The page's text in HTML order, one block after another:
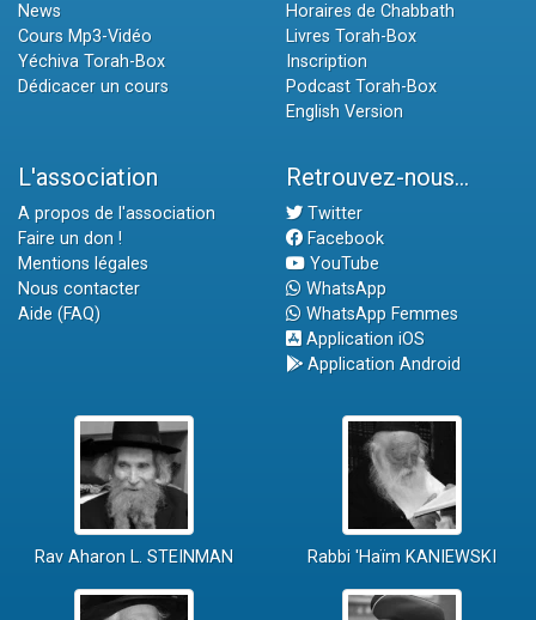
News
Cours Mp3-Vidéo
Yéchiva Torah-Box
Dédicacer un cours
Horaires de Chabbath
Livres Torah-Box
Inscription
Podcast Torah-Box
English Version
L'association
A propos de l'association
Faire un don !
Mentions légales
Nous contacter
Aide (FAQ)
Retrouvez-nous...
Twitter
Facebook
YouTube
WhatsApp
WhatsApp Femmes
Application iOS
Application Android
Rav Aharon L. STEINMAN Rabbi 'Haïm KANIEWSKI